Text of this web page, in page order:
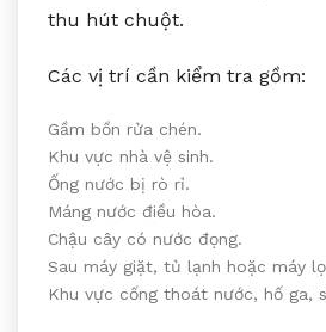
thu hút chuột.
Các vị trí cần kiểm tra gồm:
Gầm bồn rửa chén.
Khu vực nhà vệ sinh.
Ống nước bị rò rỉ.
Máng nước điều hòa.
Chậu cây có nước đọng.
Sau máy giặt, tủ lạnh hoặc máy
Khu vực cống thoát nước, hố ga,